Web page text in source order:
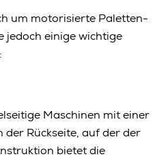
um motorisierte Paletten-
jedoch einige wichtige
Maschinen mit einer
Rückseite, auf der der
bietet die